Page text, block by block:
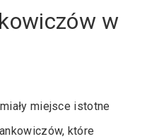
w
miejsce istotne
które